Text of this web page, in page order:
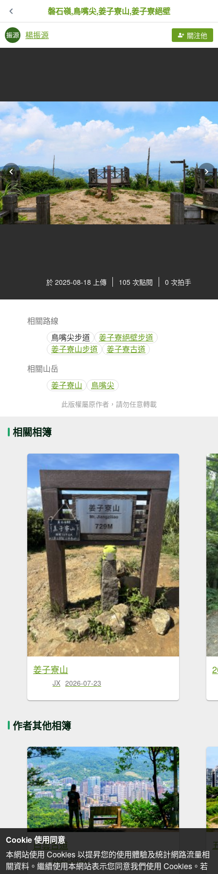
磐石嶺,鳥嘴尖,姜子寮山,姜子寮絕壁
楊振源 關注他
於 2025-08-18 上傳 105 次點閱 0 次拍手
相關路線
鳥嘴尖步道
姜子寮絕壁步道
姜子寮山步道
姜子寮古道
相關山岳
姜子寮山
鳥嘴尖
此版權屬原作者，請勿任意轉載
相關相簿
姜子寮山
JX 2026-07-23
作者其他相簿
白雲古道
2026-08-05
Cookie 使用同意
本網站使用 Cookies 以提昇您的使用體驗及統計網路流量相
關資料。繼續使用本網站表示您同意我們使用 Cookies。若